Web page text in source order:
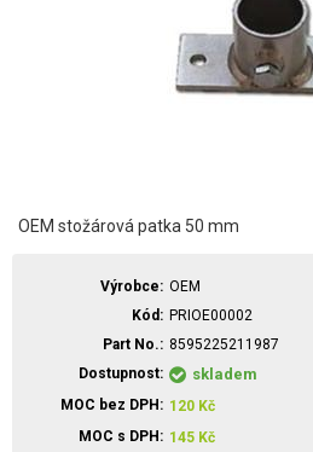
OEM stožárová patka 50 mm
Výrobce
OEM
Kód
PRIOE00002
Part No.
8595225211987
Dostupnost
skladem
MOC bez DPH 120 Kč
MOC s DPH
145 Kč